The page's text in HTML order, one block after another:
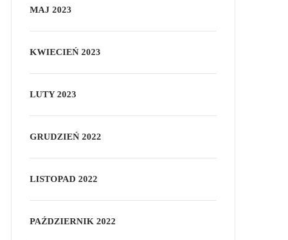
MAJ 2023
KWIECIEŃ 2023
LUTY 2023
GRUDZIEŃ 2022
LISTOPAD 2022
PAŹDZIERNIK 2022